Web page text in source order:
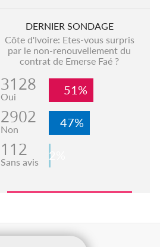
DERNIER SONDAGE
Côte d'Ivoire: Etes-vous surpris
par le non-renouvellement du
contrat de Emerse Faé ?
3128
Oui 51%
2902
Non 47%
112
Sans avis 2%